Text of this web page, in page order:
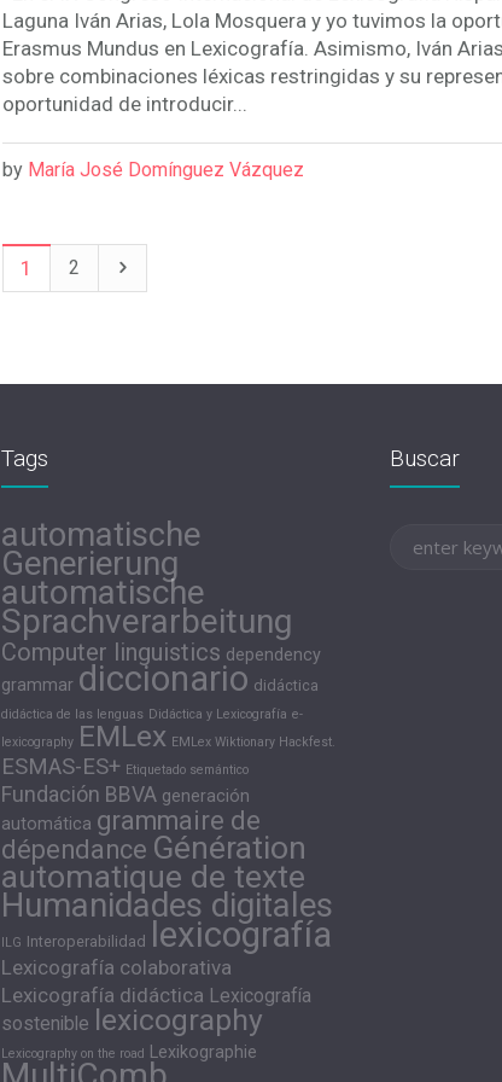
Laguna Iván Arias, Lola Mosquera y yo tuvimos la
Erasmus Mundus en Lexicografía. Asimismo, Iván
sobre combinaciones léxicas restringidas y su
oportunidad de introducir...
by María José Domínguez Vázquez
1 2
Tags
automatische
Generierung
automatische
Sprachverarbeitung
Computer linguistics dependency
grammar diccionario didáctica
didáctica de las lenguas Didáctica y Lexicografía e-
lexicography EMLex EMLex Wiktionary Hackfest.
ESMAS-ES+ Etiquetado semántico
Fundación BBVA generación
automática grammaire de
dépendance Génération
automatique de texte
Humanidades digitales
ILG Interoperabilidad lexicografía
Lexicografía colaborativa
Lexicografía didáctica Lexicografía
sostenible lexicography
Lexicography on the road Lexikographie
Buscar